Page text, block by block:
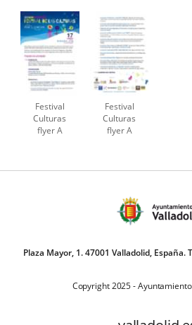
Festival
Culturas
flyer A
Festival
Culturas
flyer A
Plaza Mayor, 1. 47001 Valladolid, España.
Copyright 2025 -